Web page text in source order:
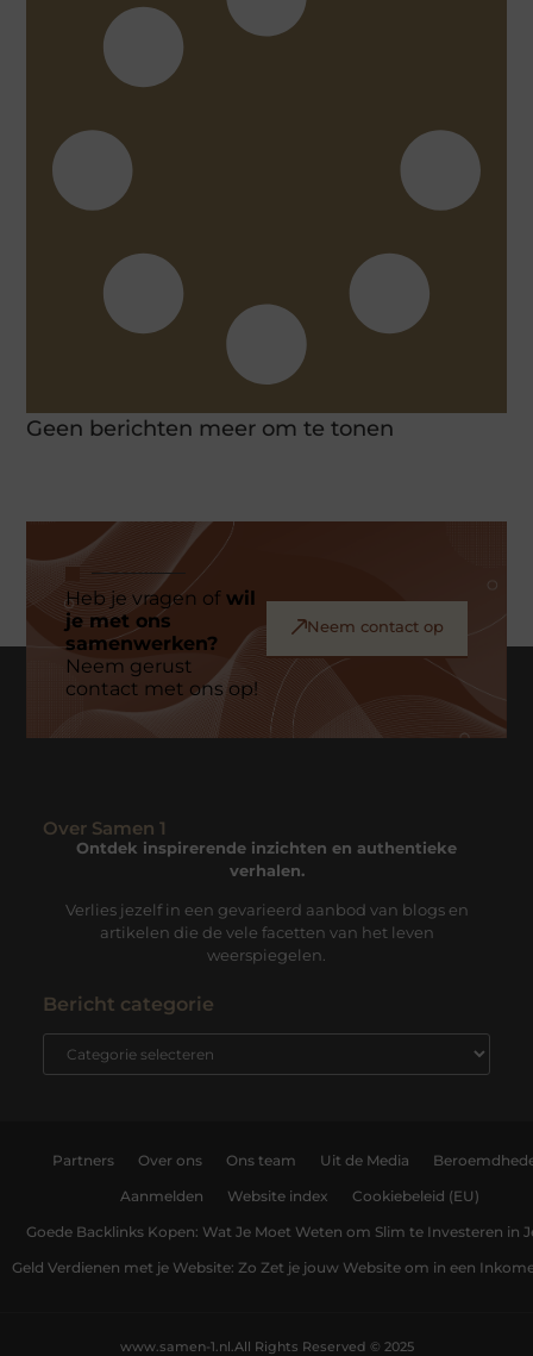
Geen berichten meer om te tonen
Heb je vragen ofwil
je met ons
samenwerken?
Neem gerust
contact met ons op!
Neem contact op
Over Samen 1
Ontdek inspirerende inzichten en authentieke
verhalen.
Verlies jezelf in een gevarieerd aanbod van blogs en
artikelen die de vele facetten van het leven
weerspiegelen.
Bericht categorie
Partners Over ons Ons team Uit de Media
Aanmelden Website index Cookiebeleid (EU)
Goede Backlinks Kopen: Wat Je Moet Weten om Slim te Investeren in
Geld Verdienen met je Website: Zo Zet je jouw Website om in een
All Rights Reserved © 2025
www.samen-1.nl.